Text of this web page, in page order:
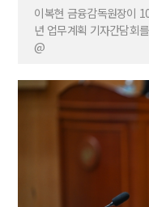
이복현 금융감독원장이
년 업무계획 기자간담회
@